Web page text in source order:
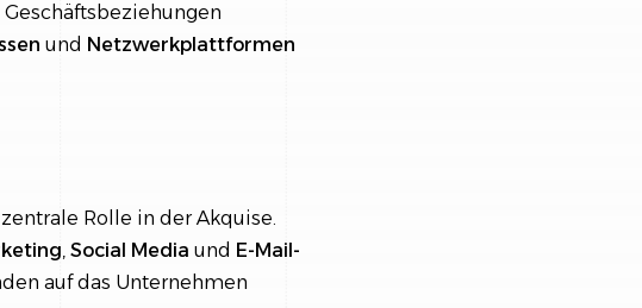
und Netzwerkplattformen
Rolle in der Akquise.
, Social Media und E-Mail-
auf das Unternehmen